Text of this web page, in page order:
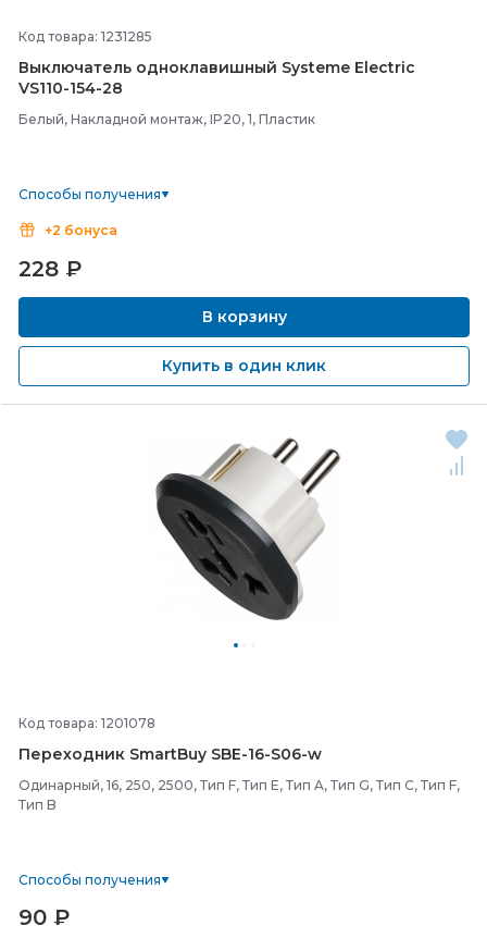
Код товара: 1231285
Выключатель одноклавишный Systeme Electric
VS110-154-28
Белый, Накладной монтаж, IP20, 1, Пластик
Способы получения
+2 бонуса
228 ₽
В корзину
Купить в один клик
Код товара: 1201078
Переходник SmartBuy SBE-16-S06-w
Одинарный, 16, 250, 2500, Тип F, Тип E, Тип A, Тип G, Тип C, Тип F,
Тип B
Способы получения
90 ₽